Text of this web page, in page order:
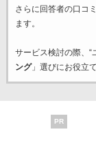
さらに回答者の口コ
ます。
サービス検討の際、“
ング」選びにお役立
PR